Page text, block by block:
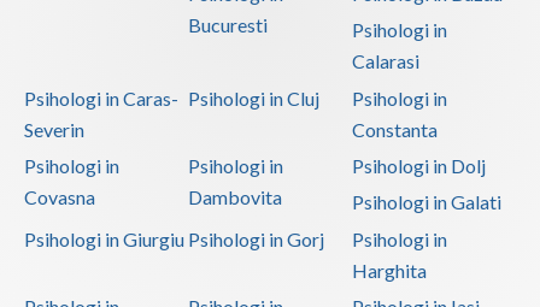
Bucuresti
Psihologi in
Calarasi
Psihologi in Caras-
Severin
Psihologi in Cluj
Psihologi in
Constanta
Psihologi in
Covasna
Psihologi in
Dambovita
Psihologi in Dolj
Psihologi in Galati
Psihologi in Giurgiu Psihologi in Gorj
Psihologi in
Harghita